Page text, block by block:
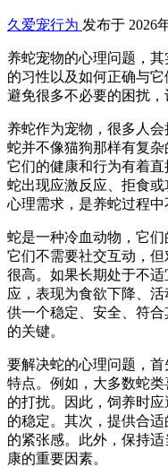
久爱宠行为 发布于 2026
养蛇宠物的心理问题，
的习性以及如何正确与
避免很多不必要的困扰，
养蛇作为宠物，很多人
蛇并不像猫狗那样有复
它们的健康和行为有着
蛇出现应激反应、拒食
心理需求，是养蛇过程中
蛇是一种冷血动物，它们
它们不需要社交互动，
很高。如果长期处于不
应，表现为食欲下降、
供一个稳定、安全、符
的关键。
要解决蛇的心理问题，
特点。例如，大多数蛇
的打扰。因此，饲养时
的稳定。其次，提供合
的紧张感。此外，保持
康的重要因素。